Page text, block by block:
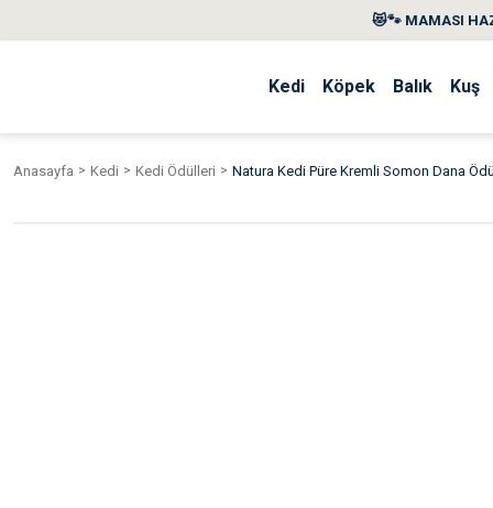
😻🐾 MAMASI
Kedi Köpek Balık Kuş
Anasayfa Kedi Kedi Ödülleri Natura Kedi Püre Kremli Somon Dana